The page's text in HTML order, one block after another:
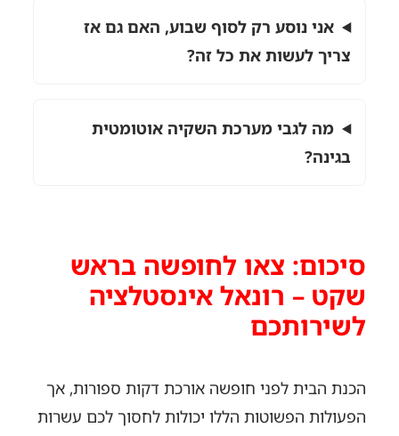
אני נוסע רק לסוף שבוע, האם גם אז
צריך לעשות את כל זה?
מה לגבי מערכת השקיה אוטומטית
בגינה?
סיכום: צאו לחופשה בראש
שקט – רונאל אינסטלציה
לשירותכם
הכנת הבית לפני חופשה אורכת דקות ספורות, אך
הפעולות הפשוטות הללו יכולות לחסוך לכם עשרות